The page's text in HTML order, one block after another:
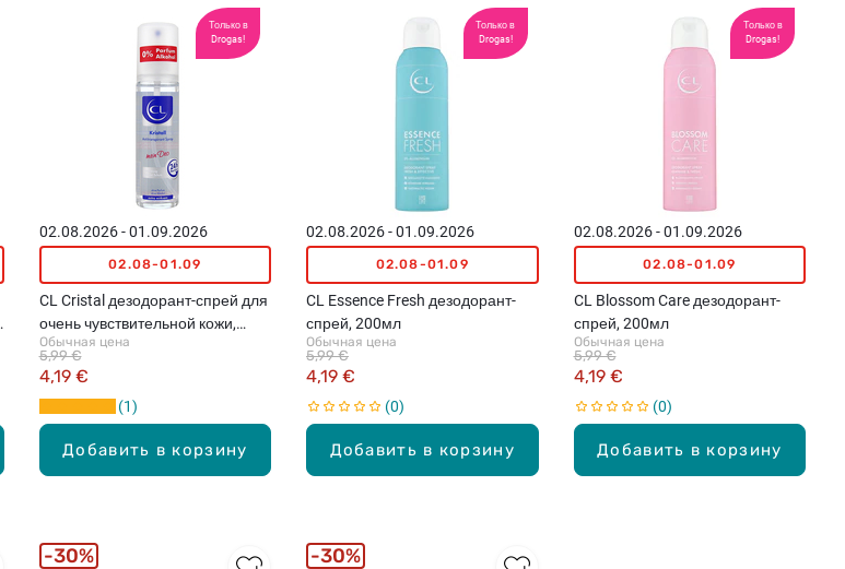
Только в
Drogas!
Добавить в корзину
02.08.2026 - 01.09.2026
02.08-01.09
CL Cristal дезодорант-спрей для
очень чувствительной кожи,
75мл
Обычная цена
4,19 €
5,99 €
1
Только в
Drogas!
Добавить в корзину
02.08.2026 - 01.09.2026
02.08-01.09
CL Essence Fresh дезодорант-
спрей, 200мл
Обычная цена
4,19 €
5,99 €
0
Только в
Drogas!
Добавить в корзину
02.08.2026 - 01.09.2026
02.08-01.09
CL Blossom Care дезодорант-
спрей, 200мл
Обычная цена
4,19 €
5,99 €
0
30% 30%